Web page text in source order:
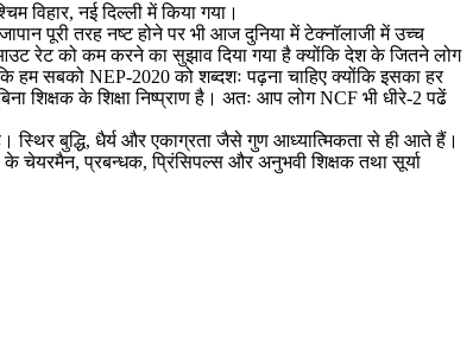
विहार, नई दिल्ली में किया गया।
पूरी तरह नष्ट होने पर भी आज दुनिया में टेक्नॉलाजी में उच्च
रेट को कम करने का सुझाव दिया गया है क्योंकि देश के जितने लोग
हम सबको NEP-2020 को शब्दशः पढ़ना चाहिए क्योंकि इसका हर
शिक्षक के शिक्षा निष्प्राण है। अतः आप लोग NCF भी धीरे-2 पढें
स्थिर बुद्धि, धैर्य और एकाग्रता जैसे गुण आध्यात्मिकता से ही आते हैं।
चेयरमैन, प्रबन्धक, प्रिंसिपल्स और अनुभवी शिक्षक तथा सूर्या